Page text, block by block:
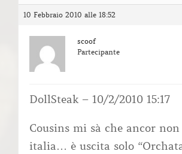
10 Febbraio 2010 alle 18:52
scoof
Partecipante
DollSteak – 10/2/2010 15:17
Cousins mi sà che ancor
italia… è uscita solo